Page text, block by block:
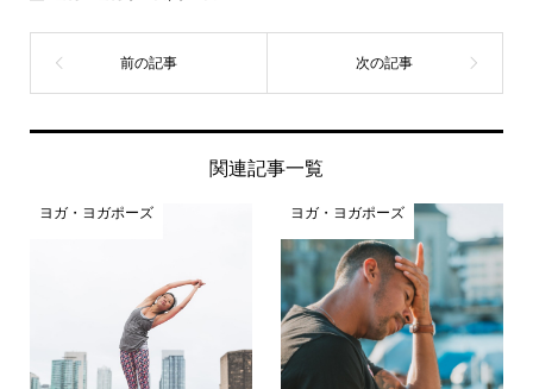
関連記事一覧
ヨガ・ヨガポーズ ヨガ・ヨガポーズ